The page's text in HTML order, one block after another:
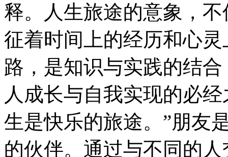
释。人生旅途的意象，
征着时间上的经历和心
路，是知识与实践的结
人成长与自我实现的必
生是快乐的旅途。”朋友
的伙伴。通过与不同的